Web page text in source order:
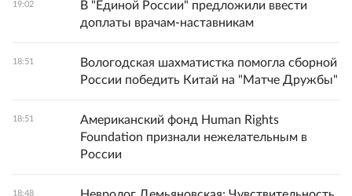
19:02
В "Единой России" предложили ввести
доплаты врачам-наставникам
18:51
Вологодская шахматистка помогла сборной
России победить Китай на "Матче Дружбы"
18:51
Американский фонд Human Rights
Foundation признали нежелательным в
России
18:48